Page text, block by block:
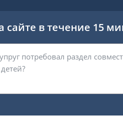
сайте в течение 15